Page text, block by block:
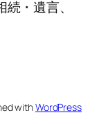
・遺言、
withWordPress